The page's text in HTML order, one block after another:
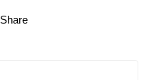
Share: